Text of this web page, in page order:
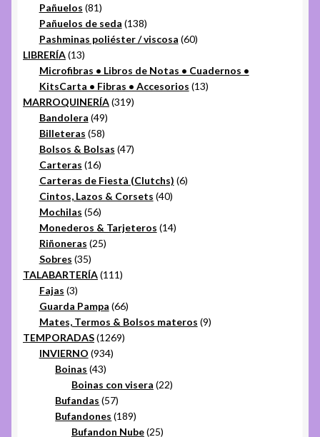
productos
Pañuelos 8181
productos
Pañuelos de seda 138138
productos
Pashminas poliéster / viscosa 6060
LIBRERÍA 1313
productos
Microfibras • Libros de Notas • Cuadernos •
KitsCarta • Fibras • Accesorios 1313
MARROQUINERÍA 319319
Bandolera 4949
productos
Billeteras 5858
productos
Bolsos & Bolsas 4747
Carteras 1616
productos
Carteras de Fiesta (Clutchs) 66
Cintos, Lazos & Corsets 4040
Mochilas 5656
productos
Monederos & Tarjeteros 1414
Riñoneras 2525
Sobres 3535
productos
TALABARTERÍA 111111
Fajas 33
productos
Guarda Pampa 6666
productos
Mates, Termos & Bolsos materos 99
TEMPORADAS 12691269
INVIERNO 934934
Boinas 4343
productos
Boinas con visera 2222
Bufandas 5757
productos
Bufandones 189189
productos
Bufandon Nube 2525